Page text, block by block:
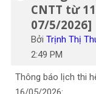
CNTT từ
07/5/2026]
BởiTrịnh Thị
2:49 PM
Thông báo lịch thi